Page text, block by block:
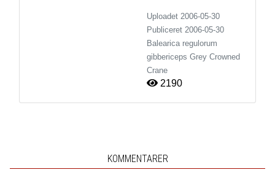
Uploadet 2006-05-30
Publiceret 2006-05-30
Balearica regulorum
gibbericeps Grey Crowned
Crane
2190
KOMMENTARER